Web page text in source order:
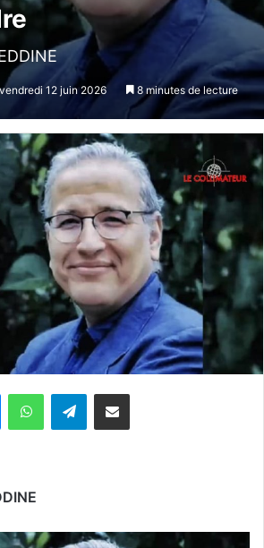
vendredi 12 juin 2026 8 minutes de lecture
WhatsApp Telegram